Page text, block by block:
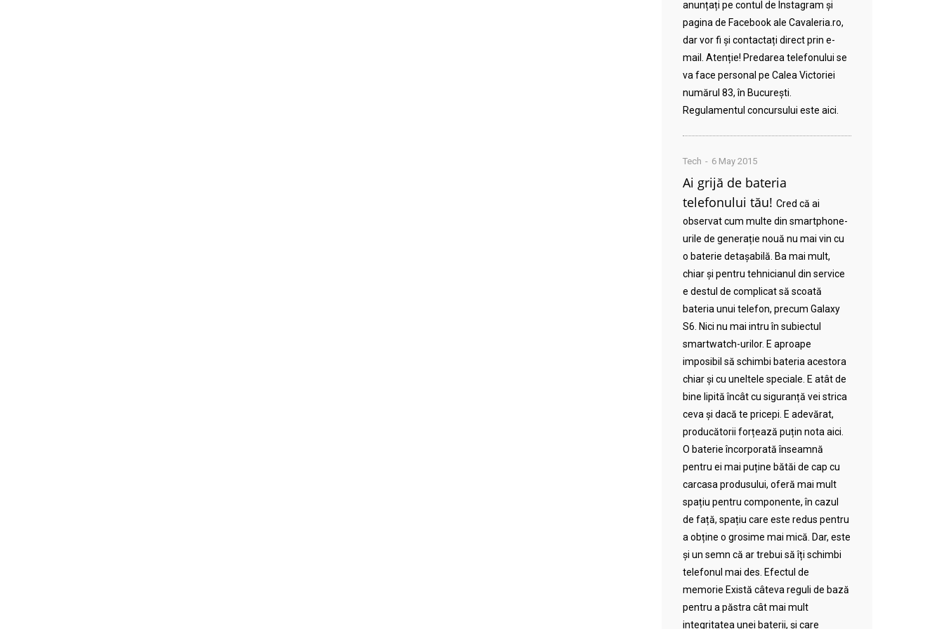
anunțați pe contul de Instagram și
pagina de Facebook ale Cavaleria.ro,
dar vor fi și contactați direct prin e-
mail. Atenție! Predarea telefonului se
va face personal pe Calea Victoriei
numărul 83, în București.
Regulamentul concursului este aici.
Tech 6 May 2015
Ai grijă de bateria
telefonului tău! Cred că ai
observat cum multe din smartphone-
urile de generație nouă nu mai vin cu
o baterie detașabilă. Ba mai mult,
chiar și pentru tehnicianul din service
e destul de complicat să scoată
bateria unui telefon, precum Galaxy
S6. Nici nu mai intru în subiectul
smartwatch-urilor. E aproape
imposibil să schimbi bateria acestora
chiar și cu uneltele speciale. E atât de
bine lipită încât cu siguranță vei strica
ceva și dacă te pricepi. E adevărat,
producătorii forțează puțin nota aici.
O baterie încorporată înseamnă
pentru ei mai puține bătăi de cap cu
carcasa produsului, oferă mai mult
spațiu pentru componente, în cazul
de față, spațiu care este redus pentru
a obține o grosime mai mică. Dar, este
și un semn că ar trebui să îți schimbi
telefonul mai des. Efectul de
memorie Există câteva reguli de bază
pentru a păstra cât mai mult
integritatea unei baterii, și care